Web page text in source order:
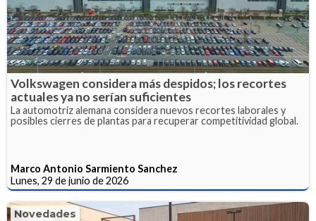
Volkswagen considera más despidos; los recortes
actuales ya no serían suficientes
La automotriz alemana considera nuevos recortes laborales y
posibles cierres de plantas para recuperar competitividad global.
Marco Antonio Sarmiento Sanchez
Lunes, 29 de junio de 2026
Novedades